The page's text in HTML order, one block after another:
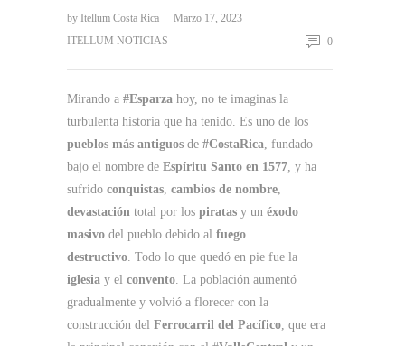
by Itellum Costa Rica
Marzo 17, 2023
ITELLUM NOTICIAS
0
Mirando a #Esparza hoy, no te imaginas la
turbulenta historia que ha tenido. Es uno de los
pueblos más antiguos de #CostaRica , fundado
bajo el nombre de Espíritu Santo en 1577 , y ha
sufrido conquistas cambios de nombre
devastación total por los piratas y un éxodo
masivo del pueblo debido al fuego
destructivo . Todo lo que quedó en pie fue la
iglesia y el convento . La población aumentó
gradualmente y volvió a florecer con la
construcción del Ferrocarril del Pacífico , que era